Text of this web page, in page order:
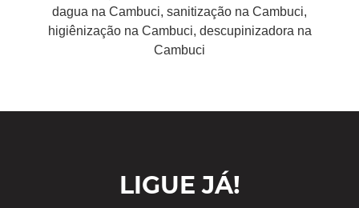
dagua na Cambuci, sanitização na Cambuci,
higiênização na Cambuci, descupinizadora na
Cambuci
LIGUE JÁ!